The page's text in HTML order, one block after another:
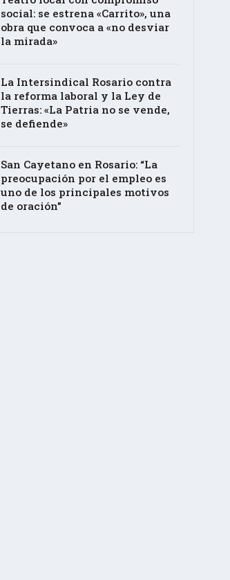
social: se estrena «Carrito», una
obra que convoca a «no desviar
la mirada»
La Intersindical Rosario contra
la reforma laboral y la Ley de
Tierras: «La Patria no se vende,
se defiende»
San Cayetano en Rosario: “La
preocupación por el empleo es
uno de los principales motivos
de oración”